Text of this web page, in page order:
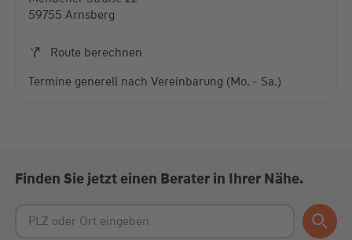
Platform
59755 Arnsberg
Route berechnen
Termine generell nach Vereinbarung (Mo. - Sa.)
Finden Sie jetzt einen Berater in Ihrer Nähe.